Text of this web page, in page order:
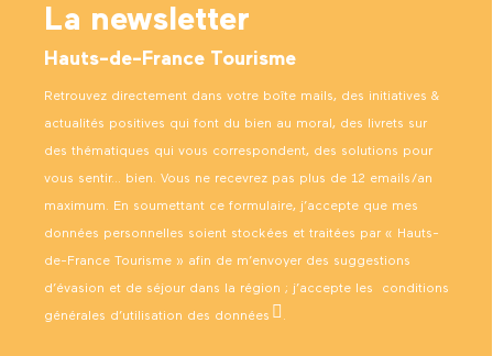
La newsletter
Hauts-de-France Tourisme
Retrouvez directement dans votre boîte mails, des initiatives &
actualités positives qui font du bien au moral, des livrets sur
des thématiques qui vous correspondent, des solutions pour
vous sentir… bien. Vous ne recevrez pas plus de 12 emails/an
maximum. En soumettant ce formulaire, j’accepte que mes
données personnelles soient stockées et traitées par « Hauts-
de-France Tourisme » afin de m’envoyer des suggestions
d’évasion et de séjour dans la région ; j’accepte les conditions
générales d’utilisation des données .